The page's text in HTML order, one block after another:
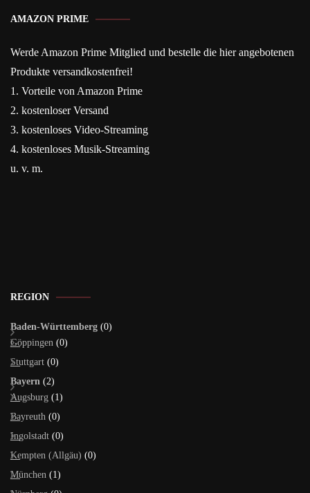
AMAZON PRIME
Werde Amazon Prime Mitglied und bestelle die hier angebotenen
Produkte versandkostenfrei!
1. Vorteile von Amazon Prime
2. kostenloser Versand
3. kostenloses Video-Streaming
4. kostenloses Musik-Streaming
u. v. m.
REGION
Baden-Württemberg (0)
Göppingen (0)
Stuttgart (0)
Bayern (2)
Augsburg (1)
Bayreuth (0)
Ingolstadt (0)
Kempten (Allgäu) (0)
München (1)